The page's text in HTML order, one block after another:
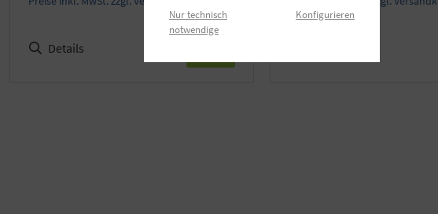
Details
Nur technisch
notwendige
Konfigurieren